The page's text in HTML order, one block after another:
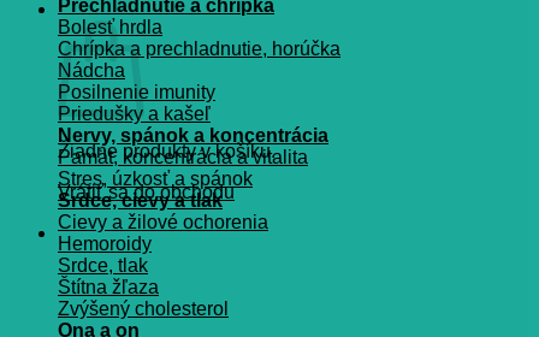
Košík
Žiadne produkty v košíku.
Vrátiť sa do obchodu
Prechladnutie a chrípka
Bolesť hrdla
Chrípka a prechladnutie, horúčka
Nádcha
Posilnenie imunity
Priedušky a kašeľ
Nervy, spánok a koncentrácia
Pamät, koncentrácia a vitalita
Stres, úzkosť a spánok
Srdce, cievy a tlak
Cievy a žilové ochorenia
Hemoroidy
Srdce, tlak
Štítna žľaza
Zvýšený cholesterol
Ona a on